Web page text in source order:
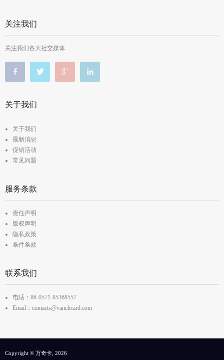
关注我们
关注我们各大社交媒体
关于我们
关于我们
最新消息
促销活动
常见问题
服务条款
责任声明
版权声明
隐私政策
条件条款
联系我们
电话：86-0571-85368557
Email：contacts@vanchcard.com
Copyright © 万奇卡, 2026